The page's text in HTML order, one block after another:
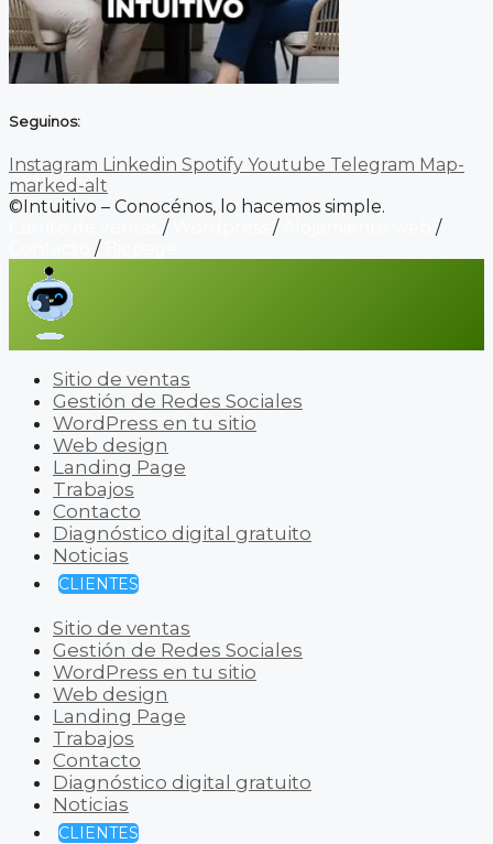
Seguinos:
Instagram Linkedin Spotify Youtube Telegram Map-
marked-alt
©Intuitivo – Conocénos, lo hacemos simple.
/ /
/
/
Sitio de ventas
Gestión de Redes Sociales
WordPress en tu sitio
Web design
Landing Page
Trabajos
Contacto
Diagnóstico digital gratuito
Noticias
CLIENTES
Sitio de ventas
Gestión de Redes Sociales
WordPress en tu sitio
Web design
Landing Page
Trabajos
Contacto
Diagnóstico digital gratuito
Noticias
CLIENTES